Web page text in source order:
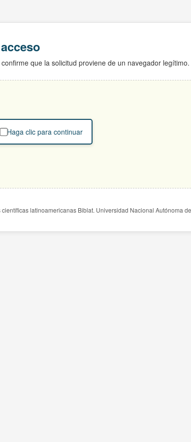
que la solicitud proviene de un navegador legítimo.
Haga clic para continuar
científicas latinoamericanas Biblat. Universidad Nacional Autónoma